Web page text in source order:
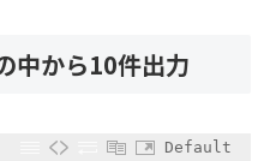
中から10件出力
Default